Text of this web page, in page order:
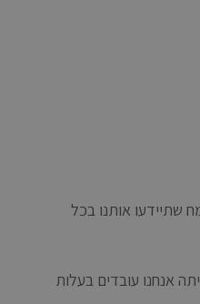
שתיידעו אותנו בכל
שאיתה אנחנו עובדים בעלות